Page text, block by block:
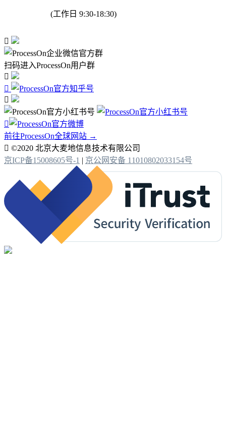
(工作日 9:30-18:30)

扫码进入ProcessOn用户群




前往ProcessOn全球网站 →
 ©2020 北京大麦地信息技术有限公司
京ICP备15008605号-1 | 京公网安备 11010802033154号